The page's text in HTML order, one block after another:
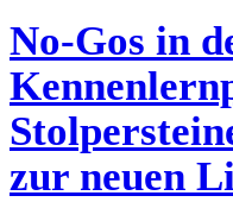
No-Gos in
zur neuen